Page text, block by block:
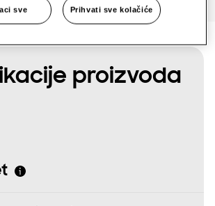
proizvoda
sve Prihvati sve kolačiće